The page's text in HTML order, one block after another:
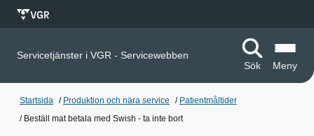
Servicetjänster i VGR - Servicewebben
Sök
Meny
Startsida / Produktion och nära service / Patientmåltider
/ Beställ mat betala med Swish - ta inte bort